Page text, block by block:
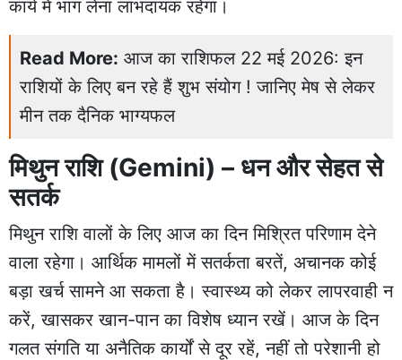
कार्य में भाग लेना लाभदायक रहेगा।
Read More: आज का राशिफल 22 मई 2026: इन
राशियों के लिए बन रहे हैं शुभ संयोग ! जानिए मेष से लेकर
मीन तक दैनिक भाग्यफल
मिथुन राशि (Gemini) – धन और सेहत से
सतर्क
मिथुन राशि वालों के लिए आज का दिन मिश्रित परिणाम देने
वाला रहेगा। आर्थिक मामलों में सतर्कता बरतें, अचानक कोई
बड़ा खर्च सामने आ सकता है। स्वास्थ्य को लेकर लापरवाही न
करें, खासकर खान-पान का विशेष ध्यान रखें। आज के दिन
गलत संगति या अनैतिक कार्यों से दूर रहें, नहीं तो परेशानी हो